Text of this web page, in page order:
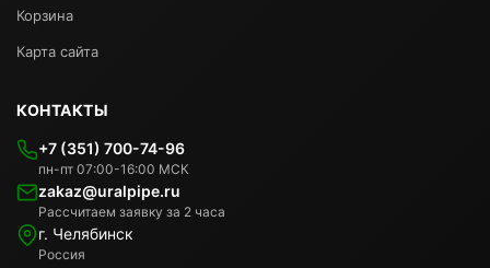
Корзина
Карта сайта
КОНТАКТЫ
+7 (351) 700-74-96
пн-пт 07:00-16:00 МСК
zakaz@uralpipe.ru
Рассчитаем заявку за 2 часа
г. Челябинск
Россия